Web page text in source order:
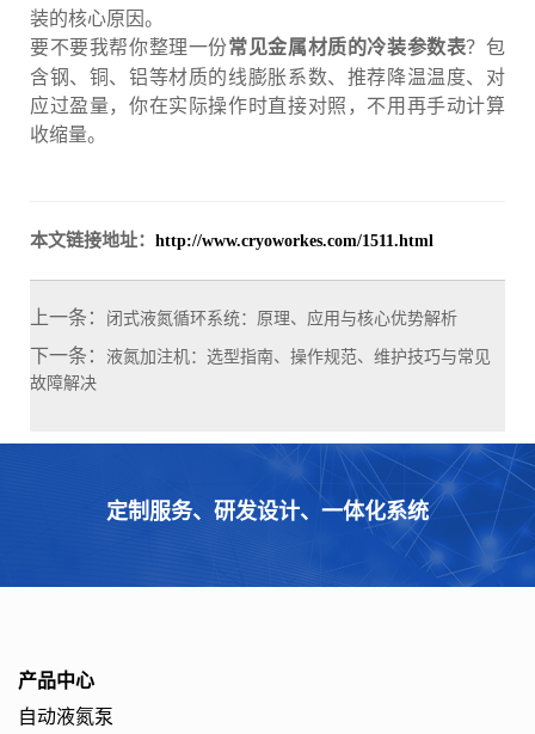
装的核心原因。
要不要我帮你整理一份常见金属材质的冷装参数表？包
含钢、铜、铝等材质的线膨胀系数、推荐降温温度、对
应过盈量，你在实际操作时直接对照，不用再手动计算
收缩量。
本文链接地址： http://www.cryoworkes.com/1511.html
上一条： 闭式液氮循环系统：原理、应用与核心优势解析
下一条：
液氮加注机：选型指南、操作规范、维护技巧与常见
故障解决
定制服务、研发设计、一体化系统
产品中心
自动液氮泵